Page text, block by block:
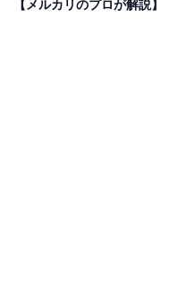
ます。
【メルカリのプロが解説】